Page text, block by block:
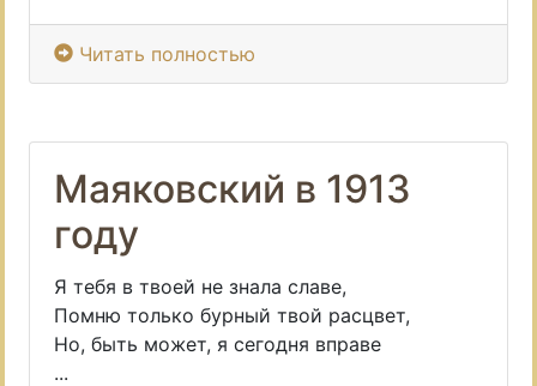
Читать полностью
Маяковский в 1913
году
Я тебя в твоей не знала славе,
Помню только бурный твой расцвет,
Но, быть может, я сегодня вправе
...